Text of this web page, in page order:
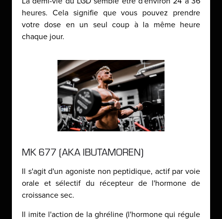
heures. Cela signifie que vous pouvez prendre
votre dose en un seul coup à la même heure
chaque jour.
MK 677 (AKA IBUTAMOREN)
Il s'agit d'un agoniste non peptidique, actif par voie
orale et sélectif du récepteur de l'hormone de
croissance sec.
Il imite l'action de la ghréline (l'hormone qui régule